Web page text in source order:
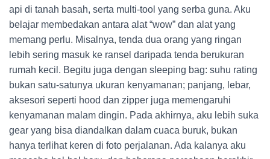
api di tanah basah, serta multi-tool yang serba guna. Aku
belajar membedakan antara alat “wow” dan alat yang
memang perlu. Misalnya, tenda dua orang yang ringan
lebih sering masuk ke ransel daripada tenda berukuran
rumah kecil. Begitu juga dengan sleeping bag: suhu rating
bukan satu-satunya ukuran kenyamanan; panjang, lebar,
aksesori seperti hood dan zipper juga memengaruhi
kenyamanan malam dingin. Pada akhirnya, aku lebih suka
gear yang bisa diandalkan dalam cuaca buruk, bukan
hanya terlihat keren di foto perjalanan. Ada kalanya aku